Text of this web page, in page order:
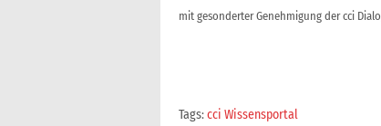
mit gesonderter Genehmigung der cci
Tags:cci Wissensportal